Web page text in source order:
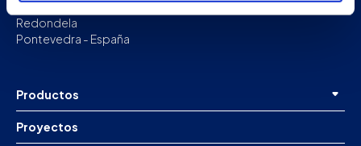
Vilar de Infesta 36815
Redondela
Pontevedra - España
Productos
Proyectos